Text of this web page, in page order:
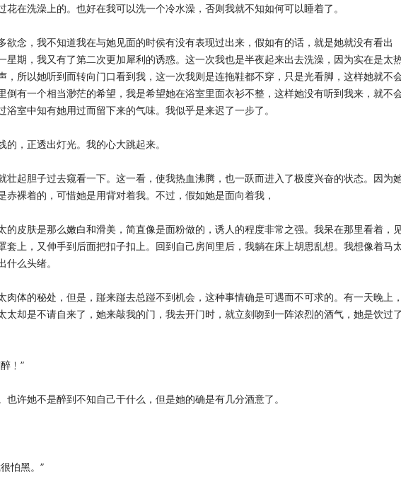
花在洗澡上的。也好在我可以洗一个冷水澡，否则我就不知如何可以睡着了。
欲念，我不知道我在与她见面的时侯有没有表现过出来，假如有的话，就是她就没有看出
星期，我又有了第二次更加犀利的诱惑。这一次我也是半夜起来出去洗澡，因为实在是太
，所以她听到而转向门口看到我，这一次我则是连拖鞋都不穿，只是光看脚，这样她就不
倒有一个相当渺茫的希望，我是希望她在浴室里面衣衫不整，这样她没有听到我来，就不
室中知有她用过而留下来的气味。我似乎是来迟了一步了。
，正透出灯光。我的心大跳起来。
壮起胆子过去窥看一下。这一看，使我热血沸腾，也一跃而进入了极度兴奋的状态。因为
赤裸着的，可惜她是用背对着我。不过，假如她是面向着我，
的皮肤是那么嫩白和滑美，简直像是面粉做的，诱人的程度非常之强。我呆在那里看着，
套上，又伸手到后面把扣子扣上。回到自己房间里后，我躺在床上胡思乱想。我想像着马
什么头绪。
肉体的秘处，但是，踫来踫去总踫不到机会，这种事情确是可遇而不可求的。有一天晚上，
太却是不请自来了，她来敲我的门，我去开门时，就立刻吻到一阵浓烈的酒气，她是饮过了
醉﹗”
也许她不是醉到不知自己干什么，但是她的确是有几分酒意了。
很怕黑。”